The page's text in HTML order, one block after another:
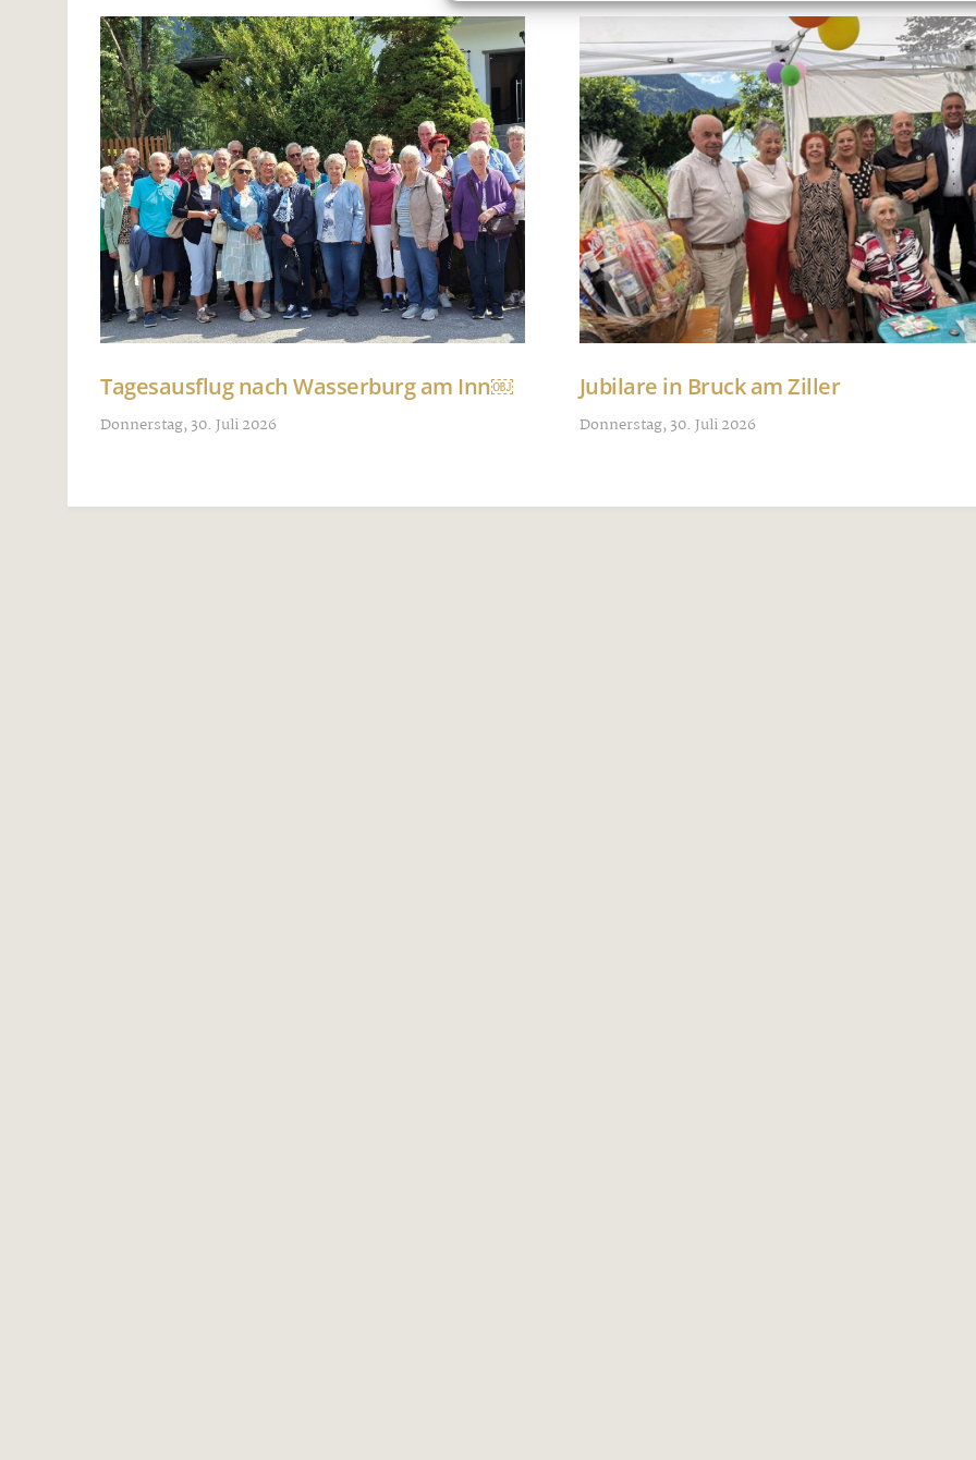
Tagesausflug nach Wasserburg am Inn￼
Donnerstag, 30. Juli 2026
Jubilare in Bruck am Ziller
Donnerstag, 30. Juli 2026